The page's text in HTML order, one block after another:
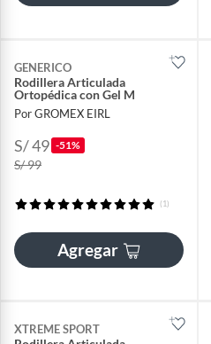
GENERICO
Rodillera Articulada
Ortopédica con Gel M
Por GROMEX EIRL
S/ 49 -51%
S/ 99
(1)
Agregar
XTREME SPORT